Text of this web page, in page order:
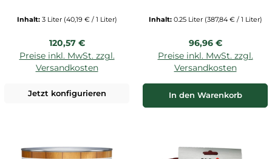
Inhalt: 3 Liter (40,19 € / 1 Liter)
Regulärer Preis:
120,57 €
Preise inkl. MwSt. zzgl.
Versandkosten
Jetzt konfigurieren
Inhalt: 0.25 Liter (387,84 € / 1 Liter)
Regulärer Preis:
96,96 €
Preise inkl. MwSt. zzgl.
Versandkosten
In den Warenkorb